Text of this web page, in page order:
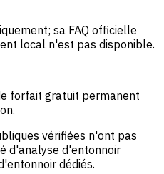
sa FAQ officielle
local n'est pas disponible.
forfait gratuit permanent
vérifiées n'ont pas
d'analyse d'entonnoir
dédiés.